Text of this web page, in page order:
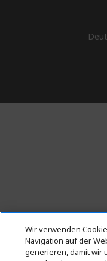
Wir verwenden
Navigation auf der
generieren, damit wir